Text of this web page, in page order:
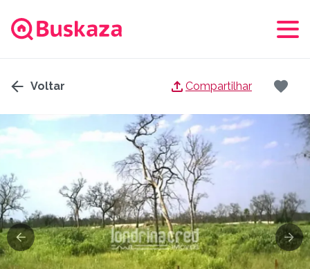
Voltar Compartilhar